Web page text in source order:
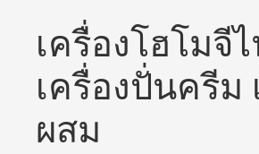
เครื่องโฮโมจี
เครื่องปั่นครีม
ผสม